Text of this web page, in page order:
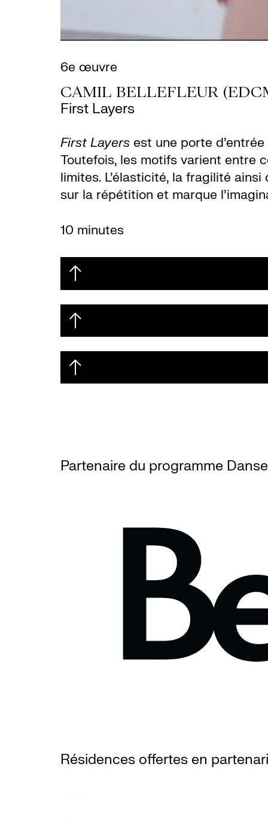
6e œuvre
CAMIL BELLEFLEUR
First Layers
First Layersest une porte
Toutefois, les motifs varient entre
limites. L’élasticité, la fragilité
sur la répétition et marque
10 minutes
Partenaire du programme
Résidences offertes en